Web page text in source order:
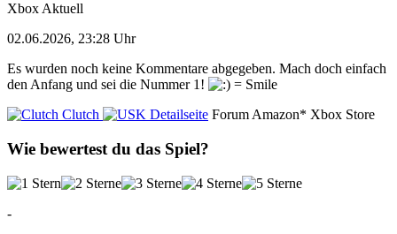
Xbox Aktuell
02.06.2026, 23:28 Uhr
Es wurden noch keine Kommentare abgegeben. Mach doch einfach
den Anfang und sei die Nummer 1!
Clutch
Detailseite Forum Amazon* Xbox Store
Wie bewertest du das Spiel?
-